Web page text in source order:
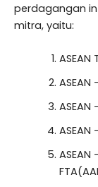
perdagangan
mitra, yaitu:
ASEAN
ASEAN
ASEAN